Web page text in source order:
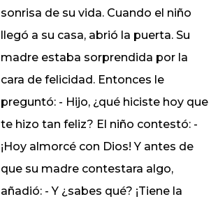
sonrisa de su vida. Cuando el niño
llegó a su casa, abrió la puerta. Su
madre estaba sorprendida por la
cara de felicidad. Entonces le
preguntó: - Hijo, ¿qué hiciste hoy que
te hizo tan feliz? El niño contestó: -
¡Hoy almorcé con Dios! Y antes de
que su madre contestara algo,
añadió: - Y ¿sabes qué? ¡Tiene la